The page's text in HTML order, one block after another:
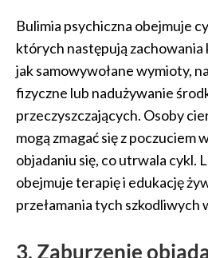
Bulimia psychiczna obejmuje
których następują zachowania
jak samowywołane wymioty,
fizyczne lub nadużywanie
przeczyszczających. Osoby
mogą zmagać się z poczuciem
objadaniu się, co utrwala cykl.
obejmuje terapię i edukację
przełamania tych szkodliwych
3. Zaburzenie